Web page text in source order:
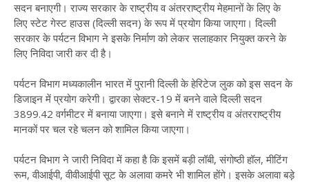
सदन बनाएगी। राज्य सरकार के राष्ट्रीय व अंतरराष्ट्रीय मेहमानों के लिए के
लिए स्टेट गेस्ट हाउस (दिल्ली सदन) के रूप में प्रयोग किया जाएगा। दिल्ली
सरकार के पर्यटन विभाग ने इसके निर्माण को लेकर सलाहकार नियुक्त करने के
लिए निविदा जारी कर दी है।
पर्यटन विभाग मध्यकालीन भारत में पुरानी दिल्ली के हेरिटेज लुक को इस सदन के
डिजाइन में प्रयोग करेगी। द्वारका सेक्टर-19 में बनने वाले दिल्ली सदन
3899.42 वर्गमीटर में बनाया जाएगा। इसे बनाने में राष्ट्रीय व अंतरराष्ट्रीय
मानकों पर चल रहे चलन को शामिल किया जाएगा।
पर्यटन विभाग ने जारी निविदा में कहा है कि इसमें बड़ी लॉबी, संगोष्ठी हॉल, मीटिंग
रूम, वीआईपी, वीवीआईपी सूट के अलावा कमरे भी शामिल होंगे। इसके अलावा बड़े